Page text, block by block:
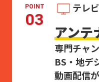
POINT
03
テレビ
アンテ
専門チャン
BS・地デ
動画配信